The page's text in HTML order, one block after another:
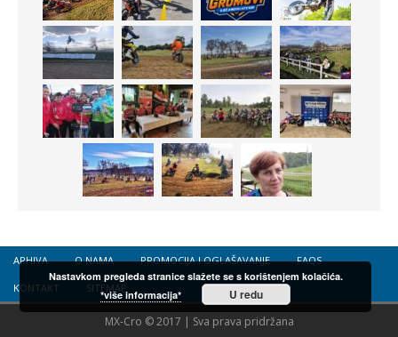
ARHIVA O NAMA PROMOCIJA I OGLAŠAVANJE FAQS
KONTAKT SITEMAP
MX-Cro © 2017 | Sva prava pridržana
Nastavkom pregleda stranice slažete se s korištenjem kolačića.
*više informacija*
U redu